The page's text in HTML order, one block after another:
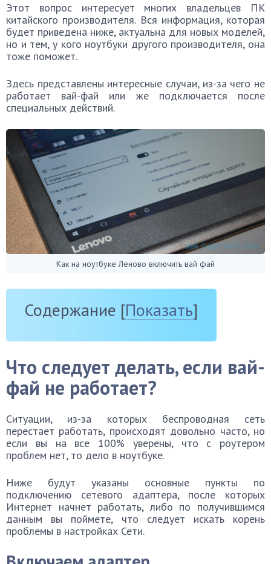
Этот вопрос интересует многих владельцев ПК
китайского производителя. Вся информация, которая
будет приведена ниже, актуальна для новых моделей,
но и тем, у кого ноутбуки другого производителя, она
тоже поможет.
Здесь представлены интересные случаи, из-за чего не
работает вай-фай или же подключается после
специальных действий.
Как на ноутбуке Леново включить вай фай
Содержание [Показать]
Что следует делать, если вай-
фай не работает?
Ситуации, из-за которых беспроводная сеть
перестает работать, происходят довольно часто, но
если вы на все 100% уверены, что с роутером
проблем нет, то дело в ноутбуке.
Ниже будут указаны основные пункты по
подключению сетевого адаптера, после которых
Интернет начнет работать, либо по получившимся
данным вы поймете, что следует искать корень
проблемы в настройках Сети.